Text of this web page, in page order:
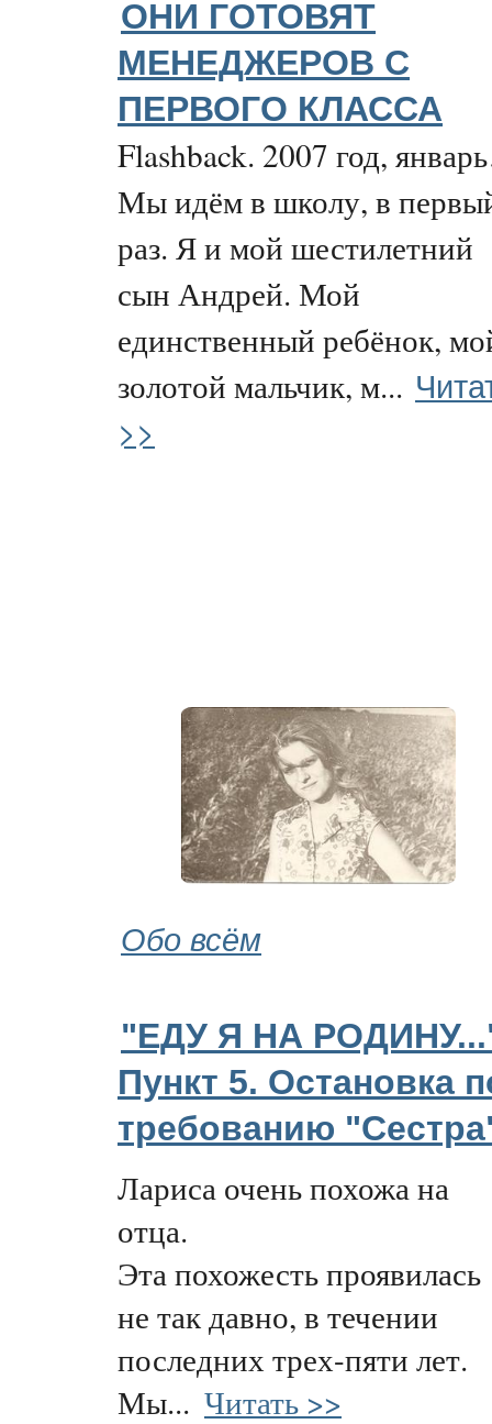
ОНИ ГОТОВЯТ
МЕНЕДЖЕРОВ С
ПЕРВОГО КЛАССА
Flashback. 2007 год,
Мы идём в школу, в
раз. Я и мой шестилетний
сын Андрей. Мой
единственный ребёнок,
золотой мальчик, м...
>>
Обо всём
"ЕДУ Я НА
Пункт 5. Остановка
требованию
Лариса очень похожа на
отца.
Эта похожесть проявилась
не так давно, в течении
последних трех-пяти лет.
Мы... Читать >>